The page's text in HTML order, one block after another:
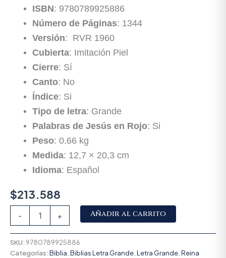
ISBN: 9780789925886
Número de Páginas: 1344
Versión: RVR 1960
Cubierta: Imitación Piel
Cierre: Sí
Canto: No
Índice: Si
Tipo de letra: Grande
Palabras de Jesús en Rojo: Si
Peso: 0.66kg
Medida: 12,7 × 20,3 cm
Idioma: Español
$213.588
- + Añadir al carrito
SKU: 9780789925886
Categorías:Biblia Biblias Letra Grande Letra Grande Reina